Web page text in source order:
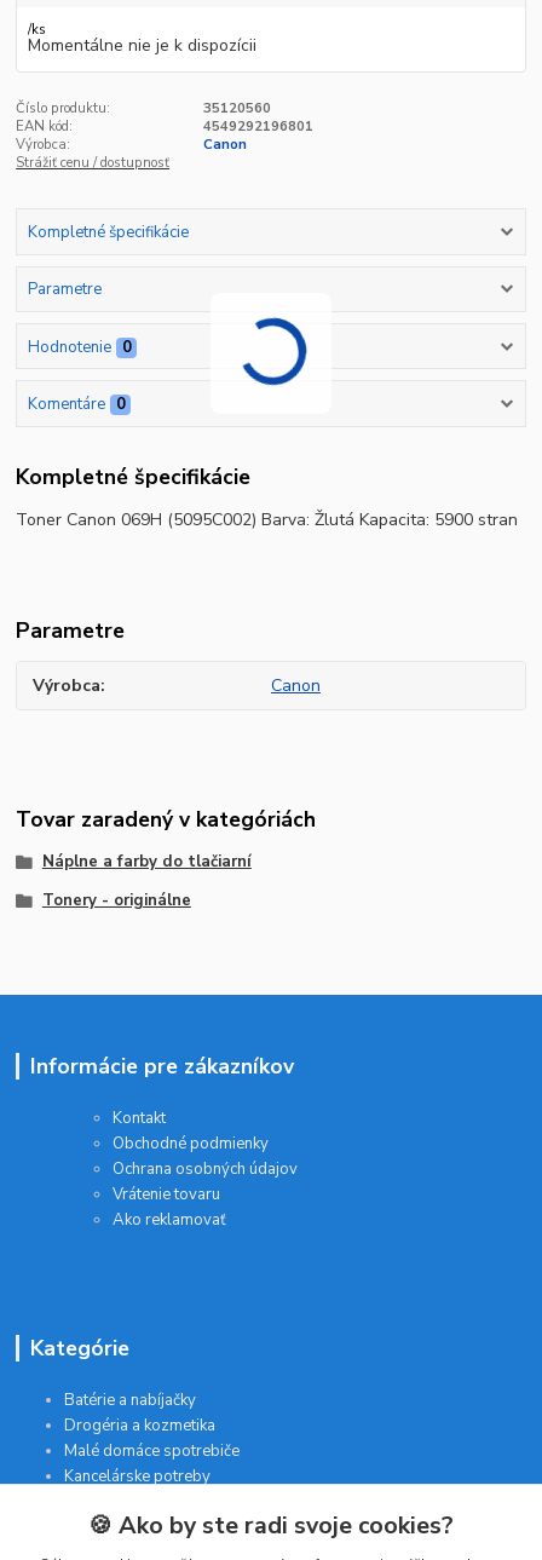
/ks
Momentálne nie je k dispozícii
Číslo produktu:
35120560
EAN kód:
4549292196801
Výrobca:
Canon
Strážiť cenu / dostupnosť
Kompletné špecifikácie
Parametre
Hodnotenie 0
Komentáre 0
Kompletné špecifikácie
Toner Canon 069H (5095C002) Barva: Žlutá Kapacita: 5900 stran
Parametre
Výrobca Canon
Tovar zaradený v kategóriách
Náplne a farby do tlačiarní
Tonery - originálne
Informácie pre zákazníkov
Kontakt
Obchodné podmienky
Ochrana osobných údajov
Vrátenie tovaru
Ako reklamovať
Kategórie
Batérie a nabíjačky
Drogéria a kozmetika
Malé domáce spotrebiče
Kancelárske potreby
🍪 Ako by ste radi svoje cookies?